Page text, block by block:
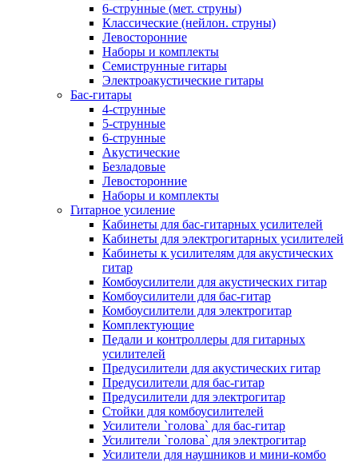
6-струнные (мет. струны)
Классические (нейлон. струны)
Левосторонние
Наборы и комплекты
Семиструнные гитары
Электроакустические гитары
Бас-гитары
4-струнные
5-струнные
6-струнные
Акустические
Безладовые
Левосторонние
Наборы и комплекты
Гитарное усиление
Кабинеты для бас-гитарных усилителей
Кабинеты для электрогитарных усилителей
Кабинеты к усилителям для акустических
гитар
Комбоусилители для акустических гитар
Комбоусилители для бас-гитар
Комбоусилители для электрогитар
Комплектующие
Педали и контроллеры для гитарных
усилителей
Предусилители для акустических гитар
Предусилители для бас-гитар
Предусилители для электрогитар
Стойки для комбоусилителей
Усилители `голова` для бас-гитар
Усилители `голова` для электрогитар
Усилители для наушников и мини-комбо